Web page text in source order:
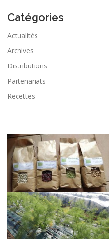
Catégories
Actualités
Archives
Distributions
Partenariats
Recettes